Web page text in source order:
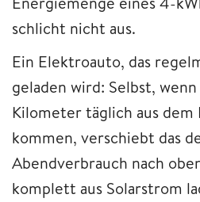
schlicht nicht aus.
Ein Elektroauto, das
geladen wird: Selbst,
Kilometer täglich aus dem
kommen, verschiebt das
Abendverbrauch nach
komplett aus Solarstrom